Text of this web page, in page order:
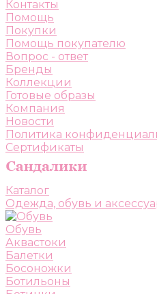
Контакты
Помощь
Покупки
Помощь покупателю
Вопрос - ответ
Бренды
Коллекции
Готовые образы
Компания
Новости
Политика
Сертификаты
Каталог
Одежда, обувь и
Обувь
Аквастоки
Балетки
Босоножки
Ботильоны